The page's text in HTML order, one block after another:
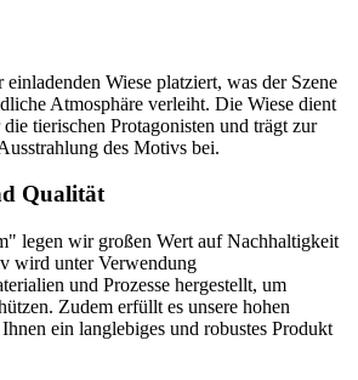
Wiese platziert, was der Szene
Atmosphäre verleiht. Die Wiese dient
tierischen Protagonisten und trägt zur
des Motivs bei.
Qualität
legen wir großen Wert auf Nachhaltigkeit
wird unter Verwendung
und Prozesse hergestellt, um
Zudem erfüllt es unsere hohen
ein langlebiges und robustes Produkt